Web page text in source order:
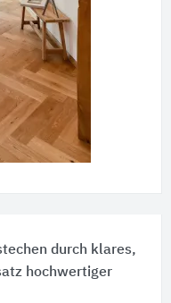
durch klares,
hochwertiger